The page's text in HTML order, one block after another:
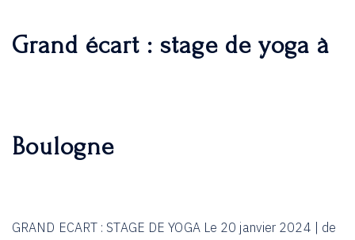
Grand écart : stage de yoga à
Boulogne
GRAND ECART : STAGE DE YOGA Le 20 janvier 2024 | de